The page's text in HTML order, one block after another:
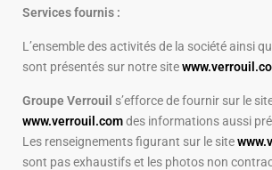
Services fournis :
L’ensemble des activités de la société ainsi
sont présentés sur notre site
Groupe Verrouil s’efforce de fournir sur le
www.verrouil.comdes informations aussi
Les renseignements figurant sur le site
sont pas exhaustifs et les photos non